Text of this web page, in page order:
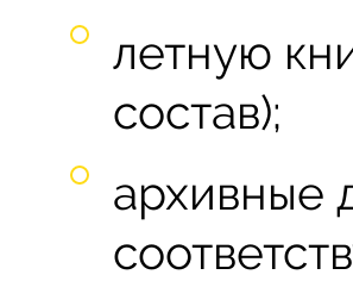
летную
состав);
архивные